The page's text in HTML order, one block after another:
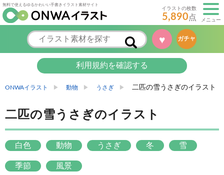
無料で使えるゆるかわいい手書きイラスト素材サイト
イラストの枚数
5,890点 メニュー
♥ ガチャ
利用規約を確認する
ONWAイラスト 動物 うさぎ 二匹の雪うさぎのイラスト
二匹の雪うさぎのイラスト
白色 動物 うさぎ 冬 雪
季節 風景